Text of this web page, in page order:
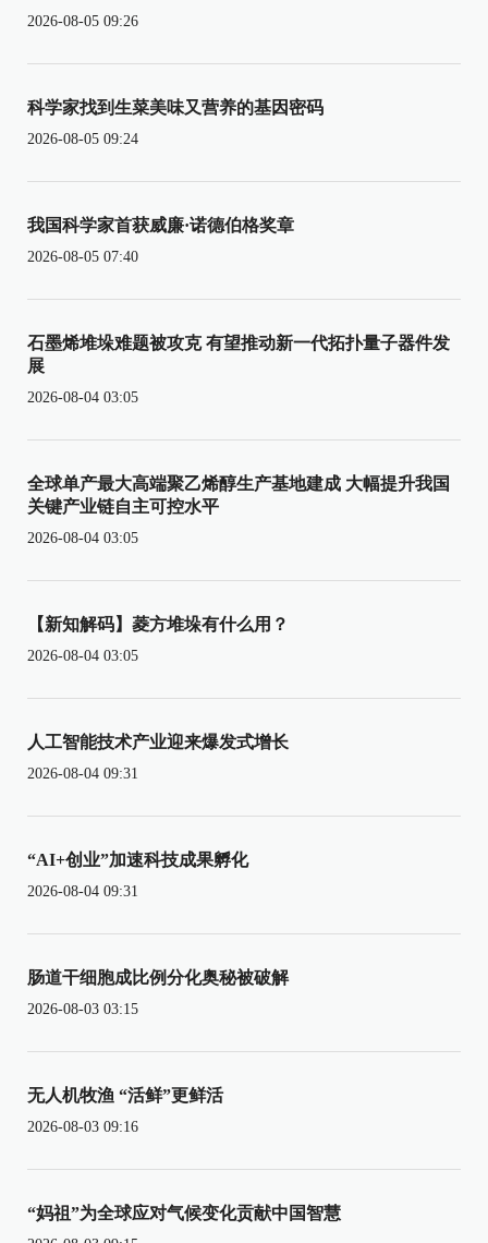
2026-08-05 09:26
科学家找到生菜美味又营养的基因密码
2026-08-05 09:24
我国科学家首获威廉·诺德伯格奖章
2026-08-05 07:40
石墨烯堆垛难题被攻克 有望推动新一代拓扑量子器件发
展
2026-08-04 03:05
全球单产最大高端聚乙烯醇生产基地建成 大幅提升我国
关键产业链自主可控水平
2026-08-04 03:05
【新知解码】菱方堆垛有什么用？
2026-08-04 03:05
人工智能技术产业迎来爆发式增长
2026-08-04 09:31
“AI+创业”加速科技成果孵化
2026-08-04 09:31
肠道干细胞成比例分化奥秘被破解
2026-08-03 03:15
无人机牧渔 “活鲜”更鲜活
2026-08-03 09:16
“妈祖”为全球应对气候变化贡献中国智慧